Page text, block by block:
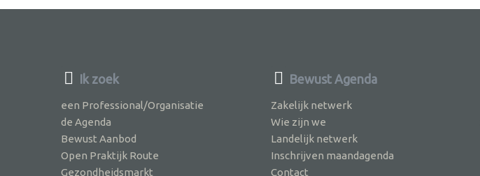
Ik zoek
een Professional/Organisatie
de Agenda
Bewust Aanbod
Open Praktijk Route
Gezondheidsmarkt
Bewust Agenda
Zakelijk netwerk
Wie zijn we
Landelijk netwerk
Inschrijven maandagenda
Contact